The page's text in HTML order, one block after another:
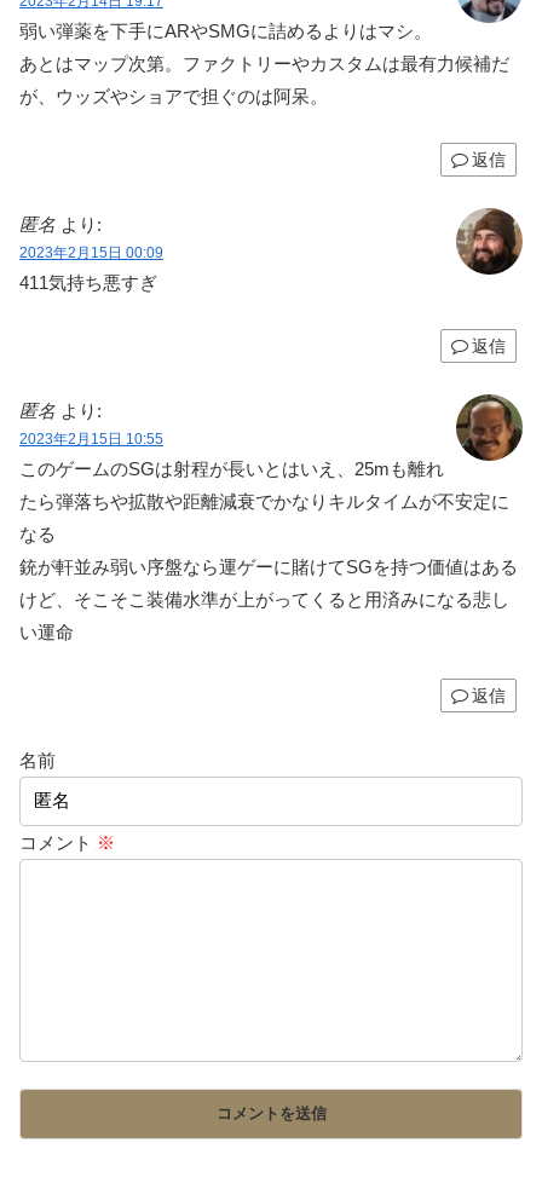
弱い弾薬を下手にARやSMGに詰めるよりはマシ。
あとはマップ次第。ファクトリーやカスタムは最有力候補だ
が、ウッズやショアで担ぐのは阿呆。
返信
匿名 より:
2023年2月15日 00:09
411気持ち悪すぎ
返信
匿名 より:
2023年2月15日 10:55
このゲームのSGは射程が長いとはいえ、25mも離れ
たら弾落ちや拡散や距離減衰でかなりキルタイムが不安定に
なる
銃が軒並み弱い序盤なら運ゲーに賭けてSGを持つ価値はある
けど、そこそこ装備水準が上がってくると用済みになる悲し
い運命
返信
名前
コメント ※